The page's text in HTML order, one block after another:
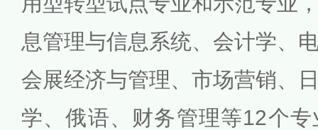
息管理与信息系统、会计学、
会展经济与管理、市场营销、
学、俄语、财务管理等12个